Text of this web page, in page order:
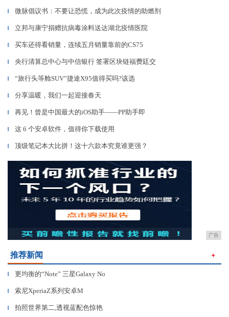
▎ 微脉倡议书：不要让恐慌，成为此次疫情的助燃剂
▎ 立邦与康宁捐赠抗病毒涂料送达湖北疫情医院
▎ 买车还得看销量，连续五月销量靠前的CS75
▎ 央行清算总中心与中信银行 签署区块链福费廷交
▎ “旅行头等舱SUV”捷途X95值得买吗?该选
▎ 分享温暖，我们一起迎接春天
▎ 再见！曾是中国最大的iOS助手——PP助手即
▎ 这 6 个安卓软件，值得你下载使用
▎ 顶级笔记本大比拼！这十六款本究竟谁更强？
广告
推荐新闻 ＋
▎ 更均衡的“Note” 三星Galaxy No
▎ 索尼XperiaZ系列安卓M
▎ 拍照世界第二,透视蓝配色惊艳